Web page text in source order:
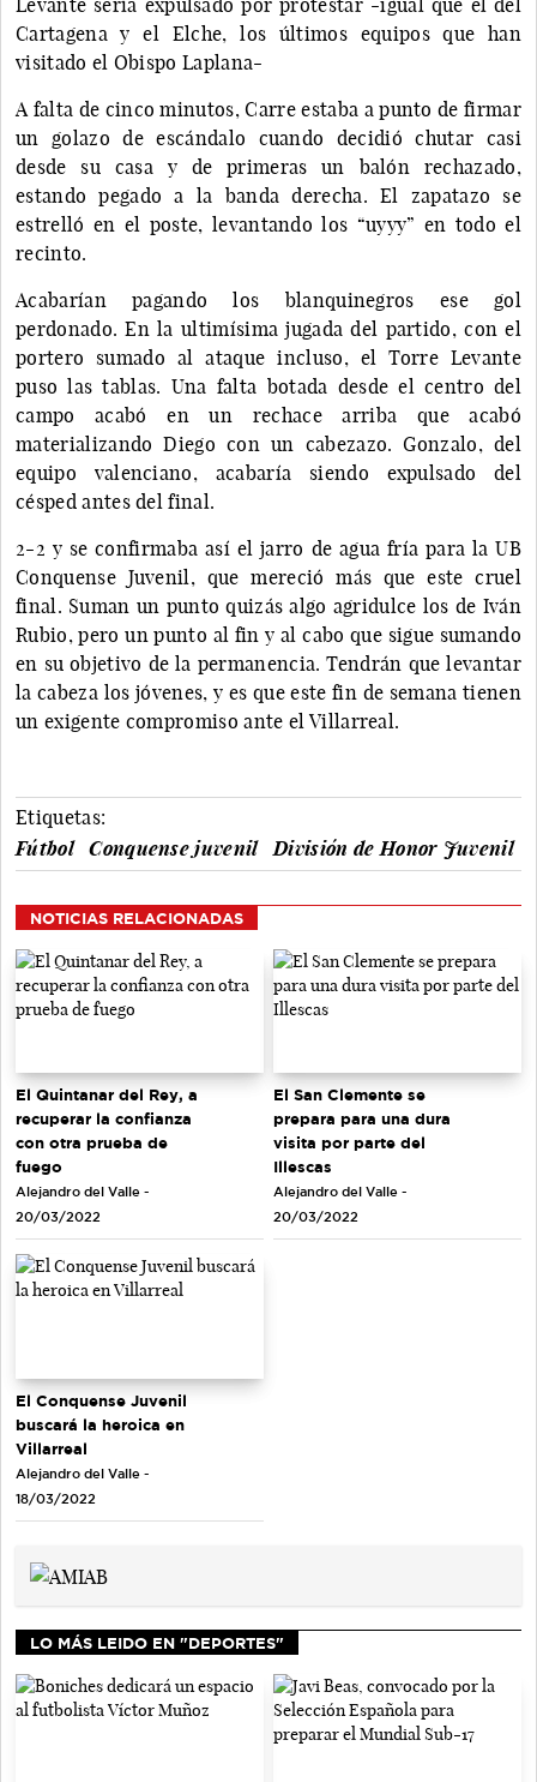
Cartagena y el Elche, los últimos equipos que han
visitado el Obispo Laplana-
A falta de cinco minutos, Carre estaba a punto de firmar
un golazo de escándalo cuando decidió chutar casi
desde su casa y de primeras un balón rechazado,
estando pegado a la banda derecha. El zapatazo se
estrelló en el poste, levantando los “uyyy” en todo el
recinto.
Acabarían pagando los blanquinegros ese gol
perdonado. En la ultimísima jugada del partido, con el
portero sumado al ataque incluso, el Torre Levante
puso las tablas. Una falta botada desde el centro del
campo acabó en un rechace arriba que acabó
materializando Diego con un cabezazo. Gonzalo, del
equipo valenciano, acabaría siendo expulsado del
césped antes del final.
2-2 y se confirmaba así el jarro de agua fría para la UB
Conquense Juvenil, que mereció más que este cruel
final. Suman un punto quizás algo agridulce los de Iván
Rubio, pero un punto al fin y al cabo que sigue sumando
en su objetivo de la permanencia. Tendrán que levantar
la cabeza los jóvenes, y es que este fin de semana tienen
un exigente compromiso ante el Villarreal.
Etiquetas:
Fútbol
Conquense juvenil División de Honor Juvenil
NOTICIAS RELACIONADAS
El Quintanar del Rey, a
recuperar la confianza
con otra prueba de
fuego
Alejandro del Valle -
20/03/2022
El San Clemente se
prepara para una dura
visita por parte del
Illescas
Alejandro del Valle -
20/03/2022
El Conquense Juvenil
buscará la heroica en
Villarreal
Alejandro del Valle -
18/03/2022
LO MÁS LEIDO EN "DEPORTES"